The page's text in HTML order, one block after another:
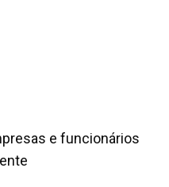
e funcionários